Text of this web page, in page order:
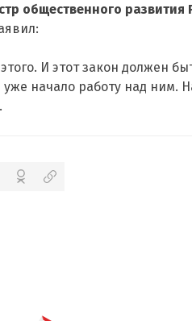
общественного развития
И этот закон должен
начало работу над ним.